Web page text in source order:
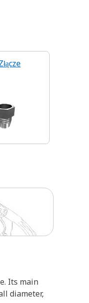
Its main
diameter,